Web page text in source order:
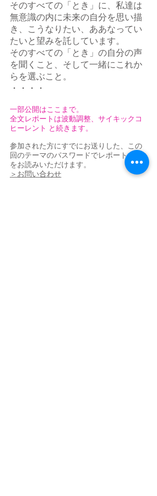
そのすべての「とき」に、私達は
無意識の内に未来の自分を思い描
き、こうなりたい、ああなってい
たいと望みを託しています。
そのすべての「とき」の自分の声
を聞くこと、そして一緒にこれか
らを選ぶこと。
​・・・・
一部公開はここまで。
全文レポートは波動調整、サイキックコ
ヒーレント と続きます。
参加された方にすでにお送りした、この
回のテーマのパスワードでレポート全文
をお読みいただけます。
＞​お問い合わせ